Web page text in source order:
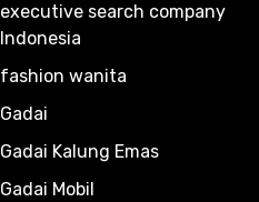
executive search company
Indonesia
fashion wanita
Gadai
Gadai Kalung Emas
Gadai Mobil